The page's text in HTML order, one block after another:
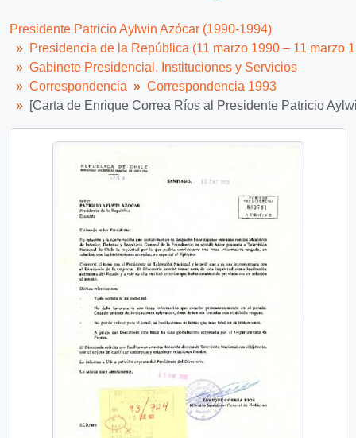
Presidente Patricio Aylwin Azócar (1990-1994)
Presidencia de la República (11 marzo 1990 – 11 marzo
Gabinete Presidencial, Instituciones y Servicios
Correspondencia
Correspondencia 1993
[Carta de Enrique Correa Ríos al Presidente Patricio